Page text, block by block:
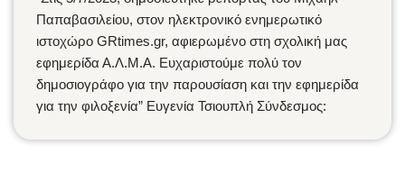
Παπαβασιλείου, στον ηλεκτρονικό ενημερωτικό
ιστοχώρο GRtimes.gr, αφιερωμένο στη σχολική μας
εφημερίδα Α.Λ.Μ.Α. Ευχαριστούμε πολύ τον
δημοσιογράφο για την παρουσίαση και την εφημερίδα
για την φιλοξενία” Ευγενία Τσιουπλή Σύνδεσμος: